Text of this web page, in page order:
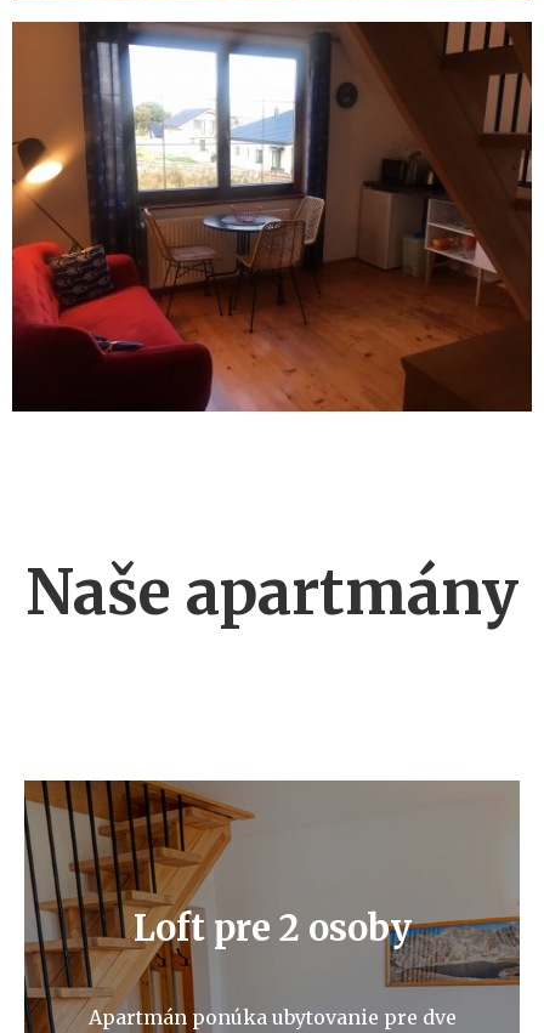
Naše apartmány
Loft pre 2 osoby
Apartmán ponúka ubytovanie pre dve